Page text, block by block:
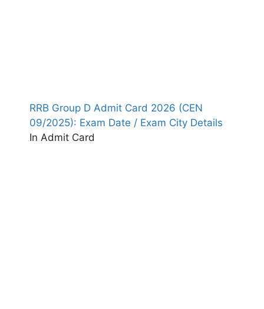
RRB Group D Admit Card 2026 (CEN
09/2025): Exam Date / Exam City Details
In Admit Card